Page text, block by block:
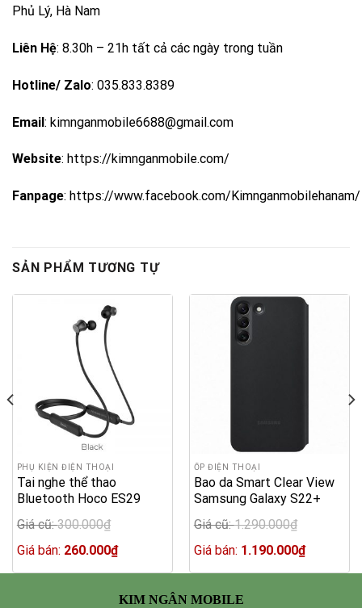
Phủ Lý, Hà Nam
Liên Hệ: 8.30h – 21h tất cả các ngày trong tuần
Hotline/ Zalo: 035.833.8389
Email: kimnganmobile6688@gmail.com
Website: https://kimnganmobile.com/
Fanpage: https://www.facebook.com/Kimnganmobilehanam/
SẢN PHẨM TƯƠNG TỰ
PHỤ KIỆN ĐIỆN THOẠI
Tai nghe thể thao
Bluetooth Hoco ES29
Giá cũ:300.000₫
price
300.000₫.
Giá bán: 260.000₫Current
is:
260.000₫.
ỐP ĐIỆN THOẠI
Bao da Smart Clear View
Samsung Galaxy S22+
Giá cũ:1.290.000₫
price
1.290.000₫.
Giá bán: 1.190.000₫Current
is:
KIM NGÂN MOBILE